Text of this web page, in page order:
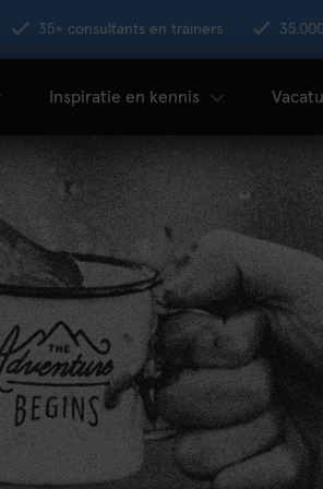
35+ consultants en trainers
Inspiratie en kennis